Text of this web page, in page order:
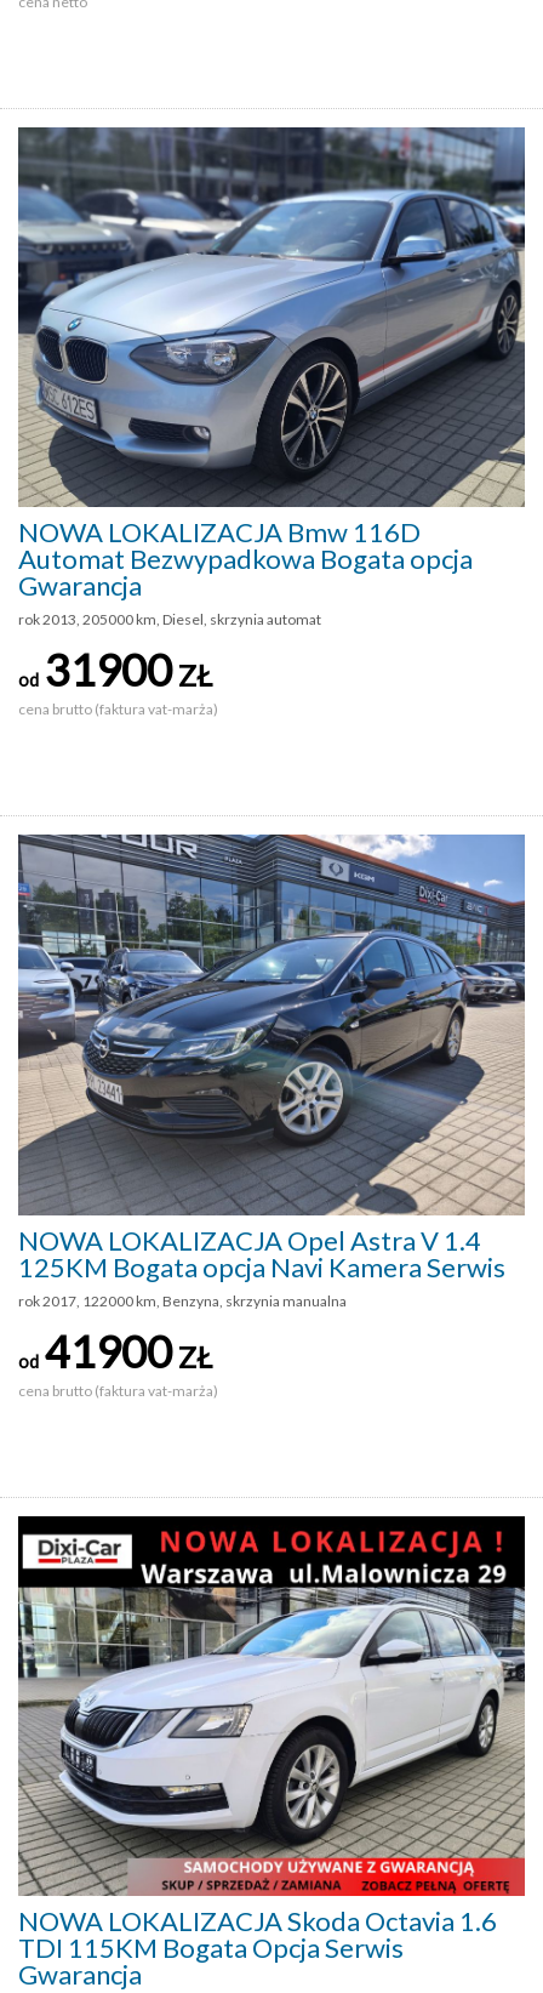
NOWA LOKALIZACJA Bmw 116D
Automat Bezwypadkowa Bogata opcja
Gwarancja
rok 2013, 205000 km, Diesel, skrzynia automat
od 31900ZŁ
cena brutto (faktura vat-marża)
NOWA LOKALIZACJA Opel Astra V 1.4
125KM Bogata opcja Navi Kamera Serwis
rok 2017, 122000 km, Benzyna, skrzynia manualna
od 41900ZŁ
cena brutto (faktura vat-marża)
NOWA LOKALIZACJA Skoda Octavia 1.6
TDI 115KM Bogata Opcja Serwis
Gwarancja